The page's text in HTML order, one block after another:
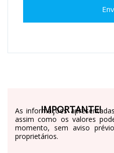
IMPORTANTE!
As informações
assim como os valores
momento, sem aviso
proprietários.